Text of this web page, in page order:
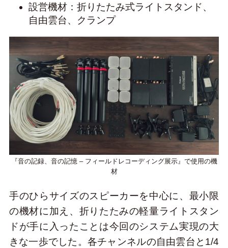
設営機材：折りたたみ式ライトスタンド、
自由雲台、クランプ
『音の記録、音の記憶 – フィールドレコーディング展示』で使用の機
材
手のひらサイズのスピーカーを中心に、最小限
の機材に加え、折りたたみの軽量ライトスタン
ドが手に入ったことは今回のシステム実現の大
きな一歩でした。各チャンネルの自由雲台と1/4